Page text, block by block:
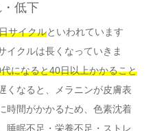
低下
サイクルといわれています
イクルは長くなっていきま
になると40日以上かかること
くなると、メラニンが皮膚表
時間がかかるため、色素沈着
睡眠不足・栄養不足・ストレ